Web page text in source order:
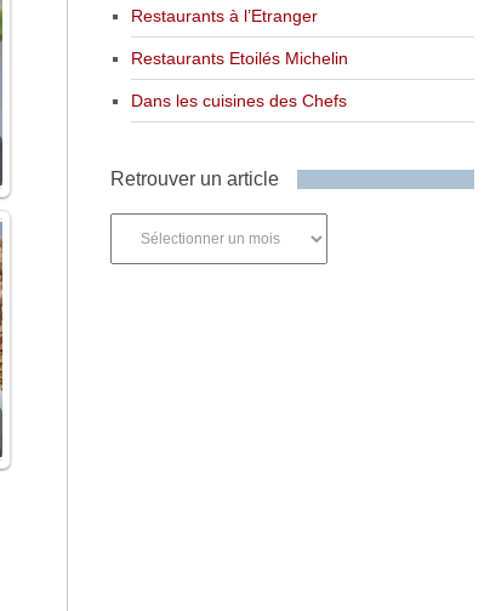
Restaurants à l’Etranger
Restaurants Etoilés Michelin
Dans les cuisines des Chefs
Retrouver un article